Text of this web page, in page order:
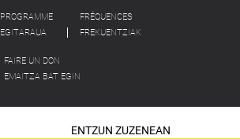
PROGRAMME
EGITARAUA
FRÉQUENCES
FREKUENTZIAK
FAIRE UN DON
EMAITZA BAT EGIN
ENTZUN ZUZENEAN